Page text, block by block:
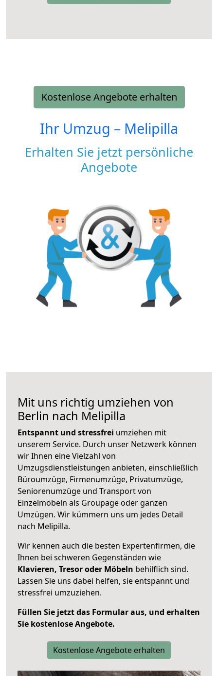
Kostenlose Angebote erhalten
Ihr Umzug – Melipilla
Erhalten Sie jetzt persönliche
Angebote
Mit uns richtig umziehen von
Berlin nach Melipilla
Entspannt und stressfrei umziehen mit
unserem Service. Durch unser Netzwerk können
wir Ihnen eine Vielzahl von
Umzugsdienstleistungen anbieten, einschließlich
Büroumzüge, Firmenumzüge, Privatumzüge,
Seniorenumzüge und Transport von
Einzelmöbeln als Groupage oder ganzen
Umzügen. Wir kümmern uns um jedes Detail
nach Melipilla.
Wir kennen auch die besten Expertenfirmen, die
Ihnen bei schweren Gegenständen wie
Klavieren, Tresor oder Möbeln behilflich sind.
Lassen Sie uns dabei helfen, sie entspannt und
stressfrei umzuziehen.
Füllen Sie jetzt das Formular aus, und erhalten
Sie kostenlose Angebote.
Kostenlose Angebote erhalten